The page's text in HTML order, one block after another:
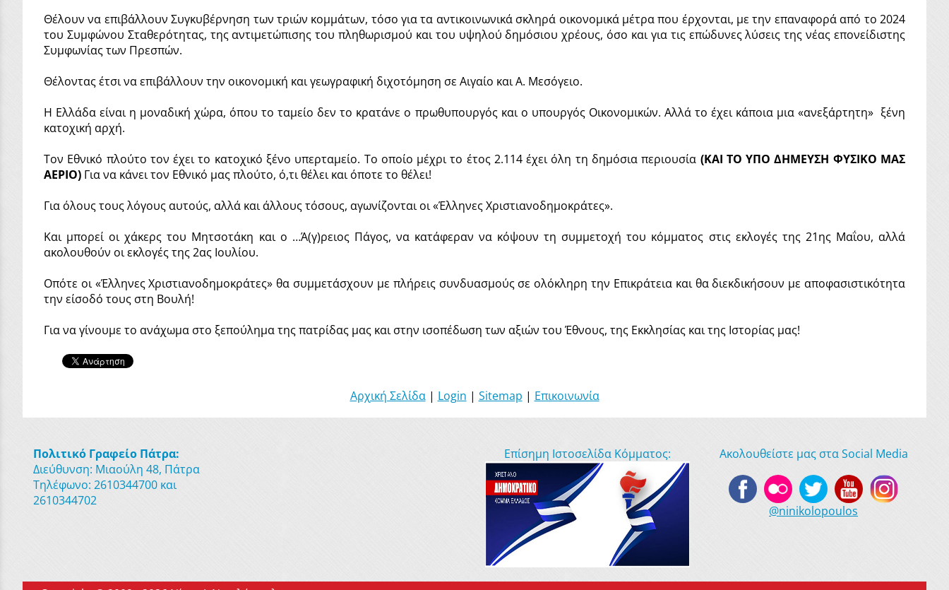
Θέλουν να επιβάλλουν Συγκυβέρνηση των τριών κομμάτων, τόσο για τα αντικοινωνικά σκληρά οικονομικά μέτρα που έρχονται, με την επαναφορά από το 2024
του Συμφώνου Σταθερότητας, της αντιμετώπισης του πληθωρισμού και του υψηλού δημόσιου χρέους, όσο και για τις επώδυνες λύσεις της νέας επονείδιστης
Συμφωνίας των Πρεσπών.
Θέλοντας έτσι να επιβάλλουν την οικονομική και γεωγραφική διχοτόμηση σε Αιγαίο και Α. Μεσόγειο.
Η Ελλάδα είναι η μοναδική χώρα, όπου το ταμείο δεν το κρατάνε ο πρωθυπουργός και ο υπουργός Οικονομικών. Αλλά το έχει κάποια μια «ανεξάρτητη» ξένη
κατοχική αρχή.
Τον Εθνικό πλούτο τον έχει το κατοχικό ξένο υπερταμείο. Το οποίο μέχρι το έτος 2.114 έχει όλη τη δημόσια περιουσία (ΚΑΙ ΤΟ ΥΠΟ ΔΗΜΕΥΣΗ ΦΥΣΙΚΟ ΜΑΣ
ΑΕΡΙΟ) Για να κάνει τον Εθνικό μας πλούτο, ό,τι θέλει και όποτε το θέλει!
Για όλους τους λόγους αυτούς, αλλά και άλλους τόσους, αγωνίζονται οι «Έλληνες Χριστιανοδημοκράτες».
Και μπορεί οι χάκερς του Μητσοτάκη και ο …Ά(γ)ρειος Πάγος, να κατάφεραν να κόψουν τη συμμετοχή του κόμματος στις εκλογές της 21ης Μαΐου, αλλά
ακολουθούν οι εκλογές της 2ας Ιουλίου.
Οπότε οι «Έλληνες Χριστιανοδημοκράτες» θα συμμετάσχουν με πλήρεις συνδυασμούς σε ολόκληρη την Επικράτεια και θα διεκδικήσουν με αποφασιστικότητα
την είσοδό τους στη Βουλή!
Για να γίνουμε το ανάχωμα στο ξεπούλημα της πατρίδας μας και στην ισοπέδωση των αξιών του Έθνους, της Εκκλησίας και της Ιστορίας μας!
Αρχική Σελίδα| Login | Sitemap | Επικοινωνία
Πολιτικό Γραφείο Πάτρα:
Διεύθυνση: Μιαούλη 48, Πάτρα
Τηλέφωνο: 2610344700 και
2610344702
Επίσημη Ιστοσελίδα Κόμματος: Ακολουθείστε μας στα Social Media
@ninikolopoulos